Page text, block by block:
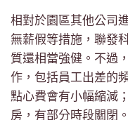
相對於園區其他公司
無薪假等措施，聯發
質還相當強健。不過
作，包括員工出差的
點心費會有小幅縮減
房，有部分時段關閉。